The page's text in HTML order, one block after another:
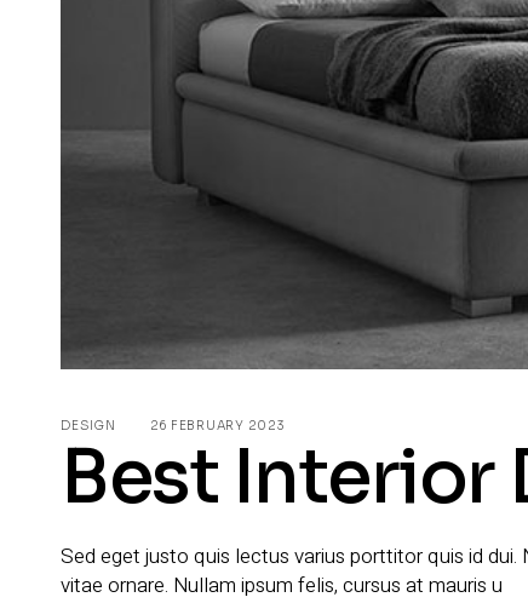
DESIGN 26 FEBRUARY 2023
Best Interior
Sed eget justo quis lectus varius porttitor quis id
vitae ornare. Nullam ipsum felis, cursus at mauris u